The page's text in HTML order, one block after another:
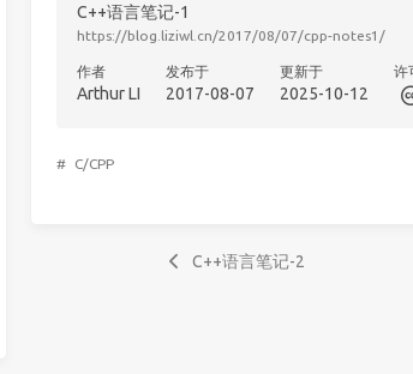
C++语言笔记-1
https://blog.liziwl.cn/2017/08/07/cpp-notes1/
作者
Arthur LI
发布于
2017-08-07
更新于
2025-10-12
许
# C/CPP
C++语言笔记-2